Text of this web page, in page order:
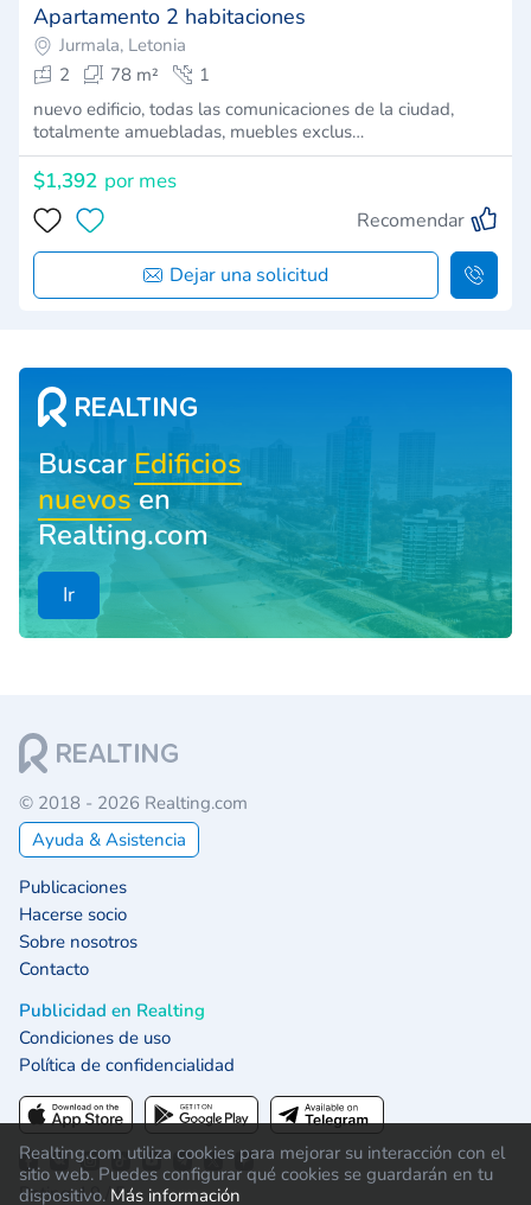
Realting.com utiliza cookies para mejorar su interacción con el
sitio web. Puedes configurar qué cookies se guardarán en tu
dispositivo. Más información
Apartamento 2 habitaciones
Jurmala, Letonia
2
78 m²
1
nuevo edificio, todas las comunicaciones de la ciudad,
totalmente amuebladas, muebles exclus…
$1,392 por mes
Recomendar
Dejar una solicitud
Buscar Edificios
nuevosen
Realting.com
Ir
© 2018 - 2026 Realting.com
Ayuda & Asistencia
Publicaciones
Hacerse socio
Sobre nosotros
Contacto
Publicidad en Realting
Condiciones de uso
Política de confidencialidad
Rating 4.9 / 5: